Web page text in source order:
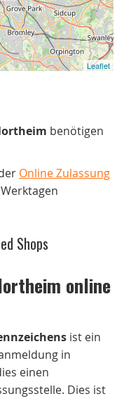
Leaflet
benötigen
Online Zulassung
Shops
online
ist ein
in
einen
Dies ist